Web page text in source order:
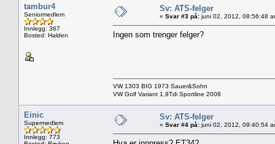
tambur4
Seniormedlem
Innlegg: 367
Bosted: Halden
Sv: ATS-felger
« Svar #3 på: juni 02, 2012, 08:56:48
Ingen som trenger felger?
VW 1303 BIG 1973 Sauer&Sohn
VW Golf Variant 1,9Tdi Sportline 2008
Einic
Supermedlem
Innlegg: 773
Sv: ATS-felger
« Svar #4 på: juni 02, 2012, 09:40:54